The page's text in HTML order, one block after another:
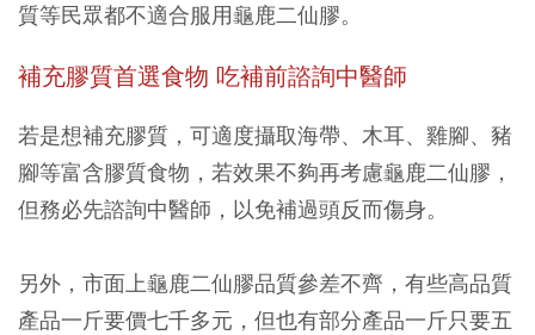
質等民眾都不適合服用龜鹿二仙膠。
補充膠質首選食物 吃補前諮詢中醫師
若是想補充膠質，可適度攝取海帶、木耳、雞腳、豬
腳等富含膠質食物，若效果不夠再考慮龜鹿二仙膠，
但務必先諮詢中醫師，以免補過頭反而傷身。
另外，市面上龜鹿二仙膠品質參差不齊，有些高品質
產品一斤要價七千多元，但也有部分產品一斤只要五